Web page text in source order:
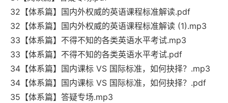
32【体系篇】国内外权威的英语课程标准解读.pdf
32【体系篇】国内外权威的英语课程标准解读 (1).mp3
33【体系篇】不得不知的各类英语水平考试.mp3
33【体系篇】不得不知的各类英语水平考试.pdf
34【体系篇】国内课标 VS 国际标准，如何抉择？.mp3
34【体系篇】国内课标 VS 国际标准，如何抉择？.pdf
35【体系篇】答疑专场.mp3